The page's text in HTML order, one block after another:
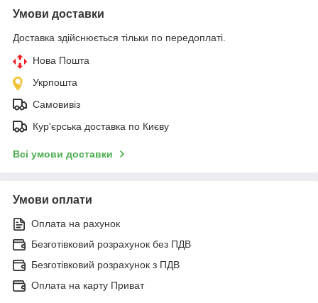
Умови доставки
Доставка здійснюється тільки по передоплаті.
Нова Пошта
Укрпошта
Самовивіз
Кур'єрська доставка по Києву
Всі умови доставки
Умови оплати
Оплата на рахунок
Безготівковий розрахунок без ПДВ
Безготівковий розрахунок з ПДВ
Оплата на карту Приват